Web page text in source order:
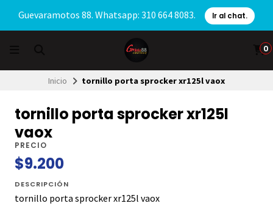
Guevaramotos 88. Whatsapp: 310 664 8083. Ir al chat.
0
Inicio tornillo porta sprocker xr125l vaox
tornillo porta sprocker xr125l
vaox
PRECIO
$9.200
DESCRIPCIÓN
tornillo porta sprocker xr125l vaox